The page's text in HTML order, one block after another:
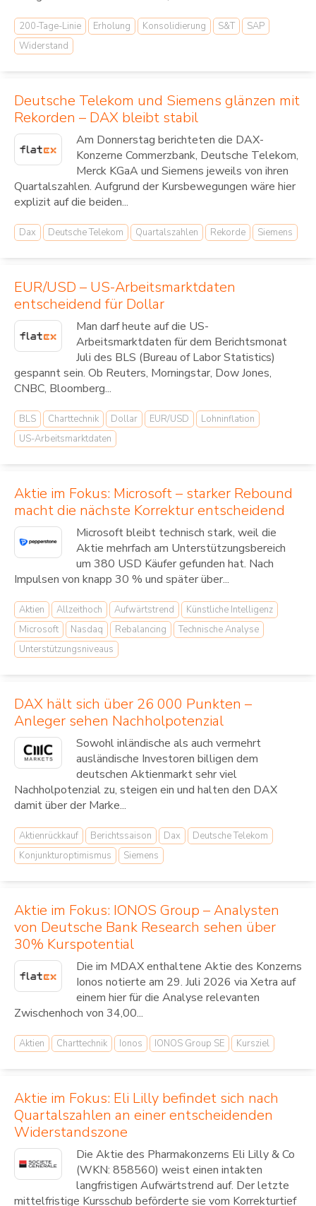
200-Tage-Linie Erholung Konsolidierung S&T
SAP
Widerstand
Deutsche Telekom und Siemens glänzen mit
Rekorden – DAX bleibt stabil
Am Donnerstag berichteten die DAX-
Konzerne Commerzbank, Deutsche Telekom,
Merck KGaA und Siemens jeweils von ihren
Quartalszahlen. Aufgrund der Kursbewegungen wäre hier
explizit auf die beiden...
Dax Deutsche Telekom Quartalszahlen Rekorde Siemens
EUR/USD – US-Arbeitsmarktdaten
entscheidend für Dollar
Man darf heute auf die US-
Arbeitsmarktdaten für dem Berichtsmonat
Juli des BLS (Bureau of Labor Statistics)
gespannt sein. Ob Reuters, Morningstar, Dow Jones,
CNBC, Bloomberg...
BLS Charttechnik Dollar EUR/USD
Lohninflation
US-Arbeitsmarktdaten
Aktie im Fokus: Microsoft – starker Rebound
macht die nächste Korrektur entscheidend
Microsoft bleibt technisch stark, weil die
Aktie mehrfach am Unterstützungsbereich
um 380 USD Käufer gefunden hat. Nach
Impulsen von knapp 30 % und später über...
Aktien Allzeithoch Aufwärtstrend
Künstliche Intelligenz
Microsoft
Nasdaq Rebalancing
Technische Analyse
Unterstützungsniveaus
DAX hält sich über 26 000 Punkten –
Anleger sehen Nachholpotenzial
Sowohl inländische als auch vermehrt
ausländische Investoren billigen dem
deutschen Aktienmarkt sehr viel
Nachholpotenzial zu, steigen ein und halten den DAX
damit über der Marke...
Aktienrückkauf Berichtssaison Dax
Deutsche Telekom
Konjunkturoptimismus
Siemens
Aktie im Fokus: IONOS Group – Analysten
von Deutsche Bank Research sehen über
30% Kurspotential
Die im MDAX enthaltene Aktie des Konzerns
Ionos notierte am 29. Juli 2026 via Xetra auf
einem hier für die Analyse relevanten
Zwischenhoch von 34,00...
Aktien Charttechnik Ionos IONOS Group SE Kursziel
Aktie im Fokus: Eli Lilly befindet sich nach
Quartalszahlen an einer entscheidenden
Widerstandszone
Die Aktie des Pharmakonzerns Eli Lilly & Co
(WKN: 858560) weist einen intakten
langfristigen Aufwärtstrend auf. Der letzte
mittelfristige Kursschub beförderte sie vom Korrekturtief